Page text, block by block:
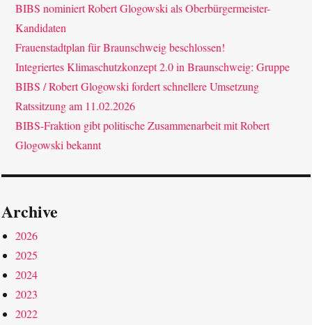
BIBS nominiert Robert Glogowski als Oberbürgermeister-
Kandidaten
Frauenstadtplan für Braunschweig beschlossen!
Integriertes Klimaschutzkonzept 2.0 in Braunschweig: Gruppe
BIBS / Robert Glogowski fordert schnellere Umsetzung
Ratssitzung am 11.02.2026
BIBS-Fraktion gibt politische Zusammenarbeit mit Robert
Glogowski bekannt
Archive
2026
2025
2024
2023
2022